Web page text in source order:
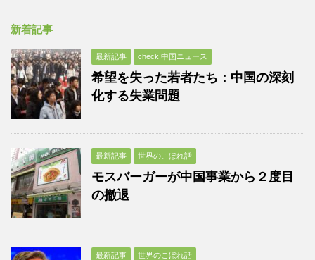
新着記事
最新記事 check!中国ニュース
希望を失った若者たち：中国の深刻
化する失業問題
最新記事 世界のこぼれ話
モスバーガーが中国事業から２度目
の撤退
最新記事 世界のこぼれ話